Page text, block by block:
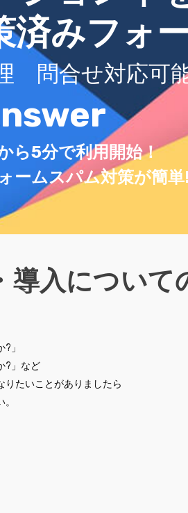
済みフォ
問合せ対応可
ら5分で利用開始！
ームスパム対策が簡単
導入につい
」
?」など
りたいことがありましたら